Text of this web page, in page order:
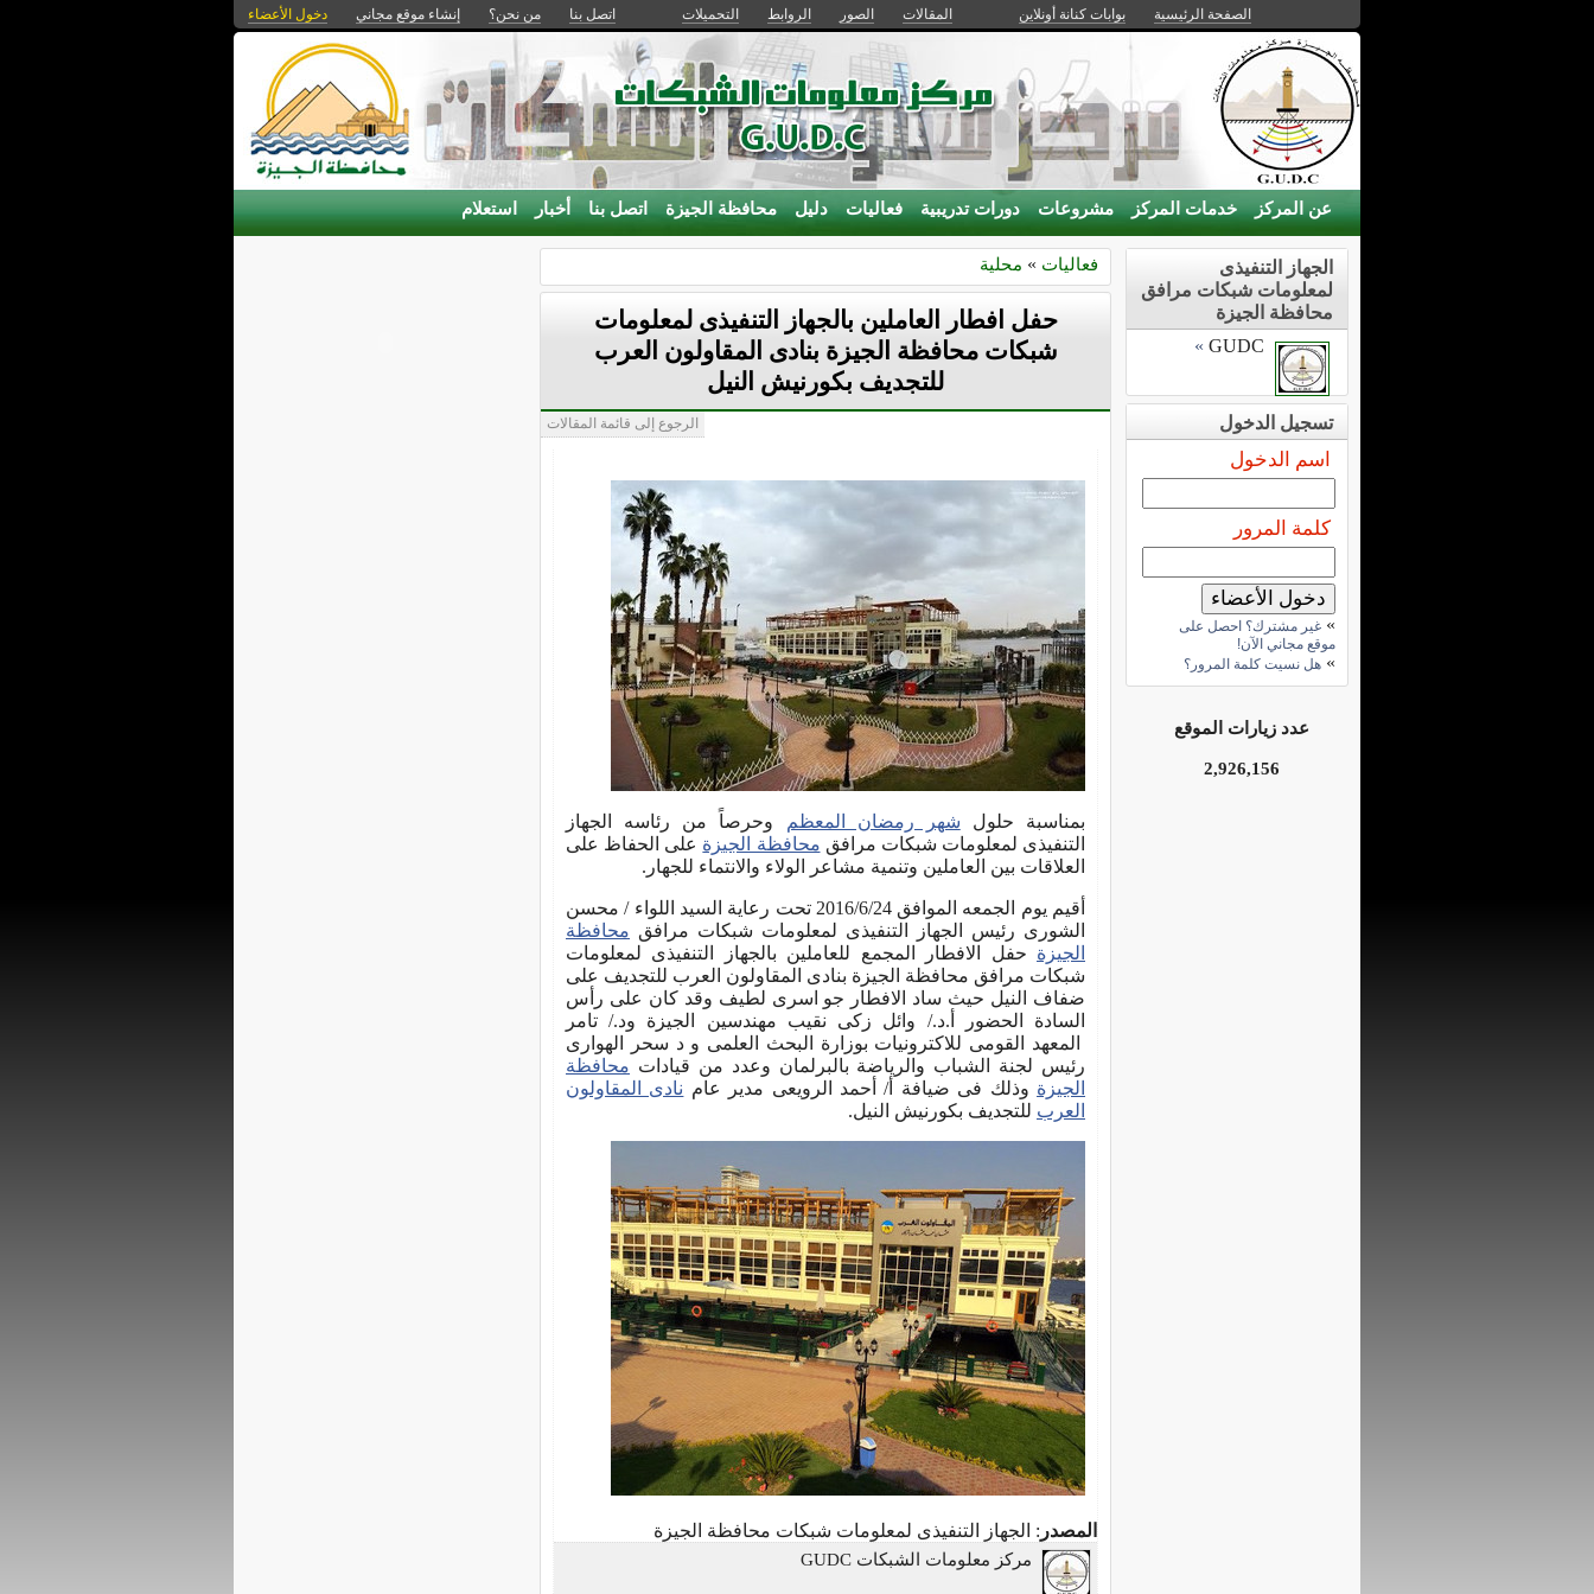
الصفحة الرئيسية بوابات كنانة أونلاين المقالات الصور الروابط التحميلات اتصل بنا من نحن؟ إنشاء موقع مجاني دخول الأعضاء
عن المركز خدمات المركز مشروعات دورات تدريبية فعاليات دليل محافظة الجيزة اتصل بنا أخبار استعلام
فعاليات » محلية
حفل افطار العاملين بالجهاز التنفيذى لمعلومات
شبكات محافظة الجيزة بنادى المقاولون العرب
للتجديف بكورنيش النيل
الرجوع إلى قائمة المقالات
بمناسبة حلول شهر رمضان المعظم
وحرصاً من رئاسه الجهاز
التنفيذى لمعلومات شبكات مرافق محافظة الجيزة على الحفاظ على
العلاقات بين العاملين وتنمية مشاعر الولاء والانتماء للجهار.
أقيم يوم الجمعه الموافق 2016/6/24 تحت رعاية السيد اللواء / محسن
الشورى رئيس الجهاز التنفيذى لمعلومات شبكات مرافق محافظة
الجيزة حفل الافطار المجمع للعاملين بالجهاز التنفيذى لمعلومات
شبكات مرافق محافظة الجيزة بنادى المقاولون العرب للتجديف على
ضفاف النيل حيث ساد الافطار جو اسرى لطيف وقد كان على رأس
السادة الحضور أ.د./ وائل زكى نقيب مهندسين الجيزة ود./ تامر
المعهد القومى للاكترونيات بوزارة البحث العلمى و د سحر الهوارى
رئيس لجنة الشباب والرياضة بالبرلمان وعدد من قيادات محافظة
الجيزة وذلك فى ضيافة أ/ أحمد الرويعى مدير عام نادى المقاولون
العرب للتجديف بكورنيش النيل.
المصدر : الجهاز التنفيذى لمعلومات شبكات محافظة الجيزة
مركز معلومات الشبكات GUDC
الجهاز التنفيذى
لمعلومات شبكات مرافق
محافظة الجيزة
GUDC
»
تسجيل الدخول
اسم الدخول
كلمة المرور
» غير مشترك؟ احصل على
موقع مجاني الآن!
» هل نسيت كلمة المرور؟
عدد زيارات الموقع
2,926,156